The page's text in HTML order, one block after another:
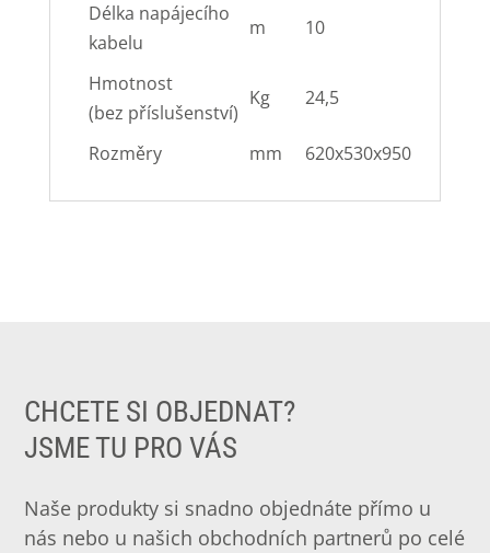
Délka napájecího
kabelu
m 10
Hmotnost
(bez příslušenství)
Kg 24,5
Rozměry mm 620x530x950
CHCETE SI OBJEDNAT?
JSME TU PRO VÁS
Naše produkty si snadno objednáte přímo u
nás nebo u našich obchodních partnerů po celé